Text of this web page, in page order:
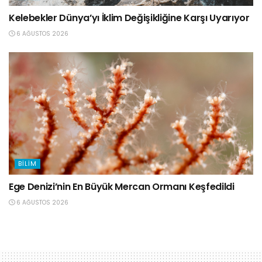
Kelebekler Dünya’yı İklim Değişikliğine Karşı Uyarıyor
6 AĞUSTOS 2026
BILIM
Ege Denizi’nin En Büyük Mercan Ormanı Keşfedildi
6 AĞUSTOS 2026